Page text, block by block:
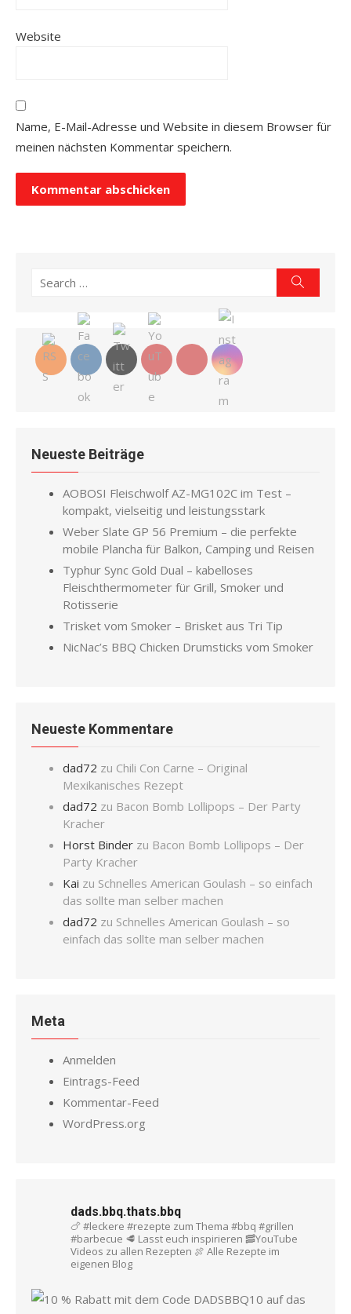
Website
Name, E-Mail-Adresse und Website in diesem Browser für
meinen nächsten Kommentar speichern.
Search
Neueste Beiträge
AOBOSI Fleischwolf AZ-MG102C im Test –
kompakt, vielseitig und leistungsstark
Weber Slate GP 56 Premium – die perfekte
mobile Plancha für Balkon, Camping und Reisen
Typhur Sync Gold Dual – kabelloses
Fleischthermometer für Grill, Smoker und
Rotisserie
Trisket vom Smoker – Brisket aus Tri Tip
NicNac’s BBQ Chicken Drumsticks vom Smoker
Neueste Kommentare
dad72 zu Chili Con Carne – Original
Mexikanisches Rezept
dad72 zu Bacon Bomb Lollipops – Der Party
Kracher
Horst Binder zu Bacon Bomb Lollipops – Der
Party Kracher
Kai zu Schnelles American Goulash – so einfach
das sollte man selber machen
dad72 zu Schnelles American Goulash – so
einfach das sollte man selber machen
Meta
Anmelden
Eintrags-Feed
Kommentar-Feed
WordPress.org
dads.bbq.thats.bbq
🍗 #leckere #rezepte zum Thema #bbq #grillen
#barbecue 🥩 Lasst euch inspirieren 🥓YouTube
Videos zu allen Rezepten 🍖 Alle Rezepte im
eigenen Blog